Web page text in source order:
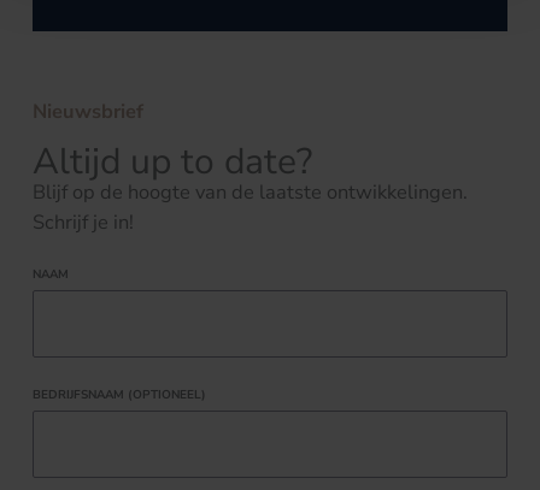
Nieuwsbrief
Altijd up to date?
Blijf op de hoogte van de laatste ontwikkelingen.
Schrijf je in!
NAAM
BEDRIJFSNAAM (OPTIONEEL)